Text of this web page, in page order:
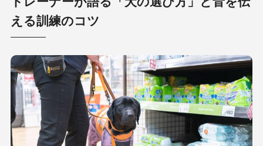
える訓練のコツ